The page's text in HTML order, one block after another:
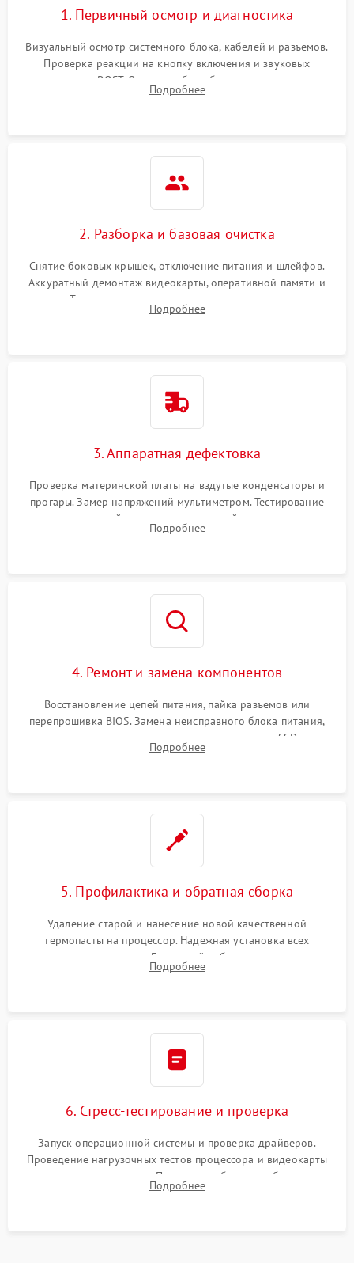
1. Первичный осмотр и диагностика
Визуальный осмотр системного блока, кабелей и разъемов.
Проверка реакции на кнопку включения и звуковых
сигналов POST. Оценка работы блока питания для
локализации базовых неисправностей без полного разбора.
Подробнее
2. Разборка и базовая очистка
Снятие боковых крышек, отключение питания и шлейфов.
Аккуратный демонтаж видеокарты, оперативной памяти и
кулеров. Тщательная очистка корпуса и радиаторов от пыли
с помощью сжатого воздуха для предотвращения
Подробнее
3. Аппаратная дефектовка
Проверка материнской платы на вздутые конденсаторы и
прогары. Замер напряжений мультиметром. Тестирование
оперативной памяти и накопителей с помощью
диагностического ПО для выявления сбойных секторов и
Подробнее
4. Ремонт и замена компонентов
Восстановление цепей питания, пайка разъемов или
перепрошивка BIOS. Замена неисправного блока питания,
видеокарты, процессора или установка нового SSD для
восстановления и повышения скорости работы системы.
Подробнее
5. Профилактика и обратная сборка
Удаление старой и нанесение новой качественной
термопасты на процессор. Надежная установка всех
комплектующих в слоты. Грамотный кабель-менеджмент для
обеспечения правильной циркуляции воздуха внутри
Подробнее
6. Стресс-тестирование и проверка
Запуск операционной системы и проверка драйверов.
Проведение нагрузочных тестов процессора и видеокарты
для контроля температур. Проверка работоспособности всех
USB-портов, аудиовыходов и сетевого подключения.
Подробнее